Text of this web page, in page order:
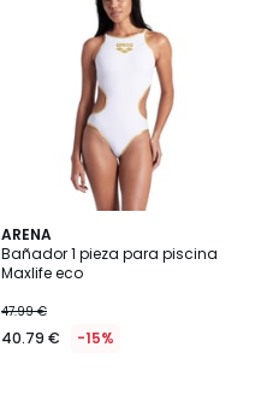
ARENA
Bañador 1 pieza para piscina
Maxlife eco
47.99 €
40.79 € -15%
3,2
/ 5